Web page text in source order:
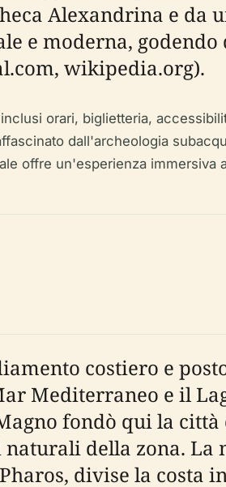
Alexandrina e da
e moderna, godendo
wikipedia.org).
orari, biglietteria,
dall'archeologia
offre un'esperienza immersiva
costiero e
Mediterraneo e il
fondò qui la
della zona. La
divise la costa